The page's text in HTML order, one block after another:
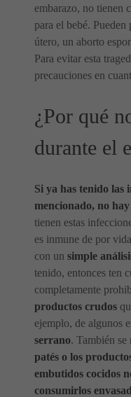
embarazo, no tienen
para el bebé.
útero, un aborto
Para evitar esta
precauciones en
¿Por qué
durante el
Si ya has tenido las
mencionado, no
tienen estas
es inmune de por
con un simple
tenido, entonces ten
completamente
productos crudos
ejemplo, de algunos
serrano. También se
patés o los
embutidos cocidos
consumirlos